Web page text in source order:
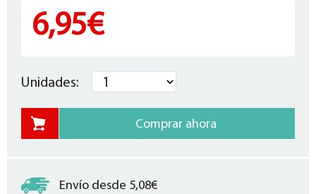
6,95€
Unidades:
Envío desde 5,08€